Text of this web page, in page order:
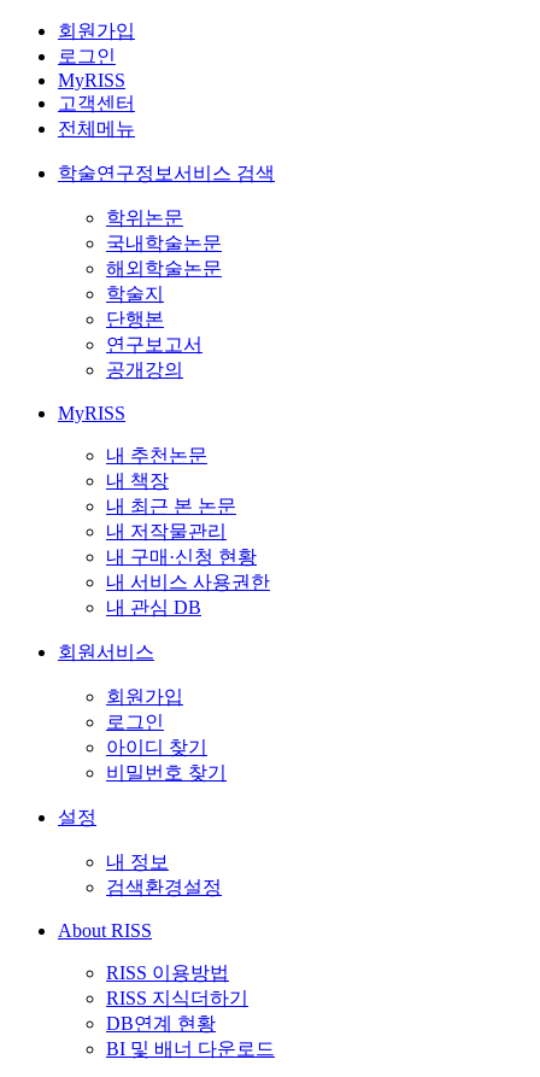
회원가입
로그인
MyRISS
고객센터
전체메뉴
학술연구정보서비스 검색
학위논문
국내학술논문
해외학술논문
학술지
단행본
연구보고서
공개강의
MyRISS
내 추천논문
내 책장
내 최근 본 논문
내 저작물관리
내 구매·신청 현황
내 서비스 사용권한
내 관심 DB
회원서비스
회원가입
로그인
아이디 찾기
비밀번호 찾기
설정
내 정보
검색환경설정
About RISS
RISS 이용방법
RISS 지식더하기
DB연계 현황
BI 및 배너 다운로드